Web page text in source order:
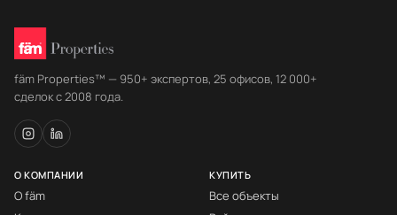
fäm Properties™ — 950+ экспертов, 25 офисов, 12 000+
сделок с 2008 года.
О КОМПАНИИ
О fäm
КУПИТЬ
Все объекты